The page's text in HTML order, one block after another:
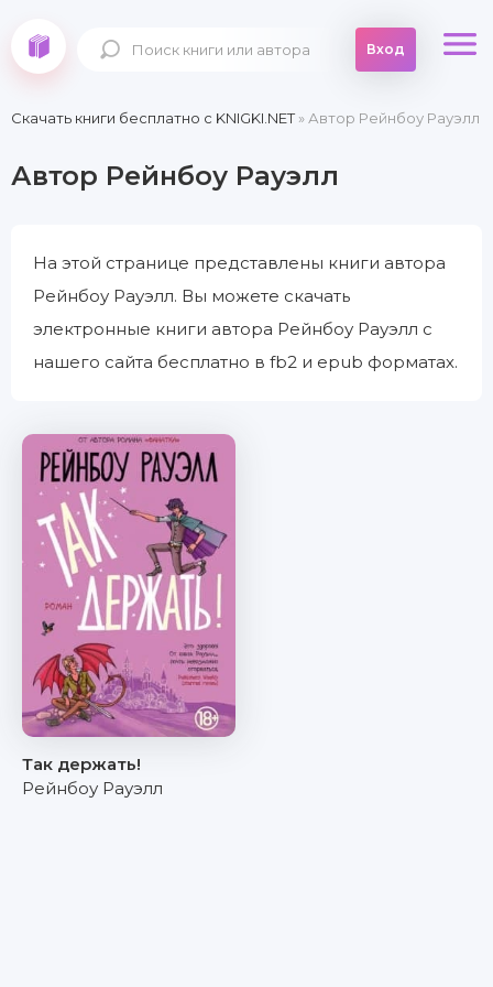
Вход
Скачать книги бесплатно c KNIGKI.NET» Автор Рейнбоу Рауэлл
Автор Рейнбоу Рауэлл
На этой странице представлены книги автора
Рейнбоу Рауэлл. Вы можете скачать
электронные книги автора Рейнбоу Рауэлл с
нашего сайта бесплатно в fb2 и epub форматах.
Так держать!
Рейнбоу Рауэлл